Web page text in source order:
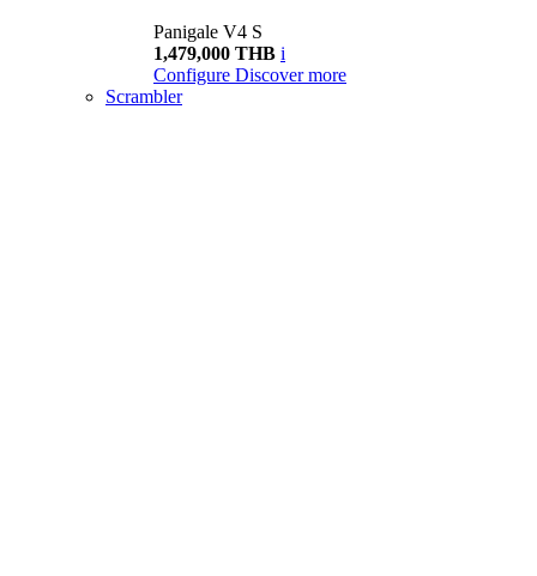
Panigale V4 S
1,479,000 THB i
Configure Discover more
Scrambler